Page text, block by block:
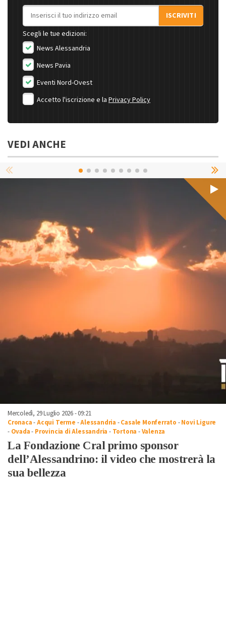
Indirizzo email
ISCRIVITI
Scegli le tue edizioni:
News Alessandria
News Pavia
Eventi Nord-Ovest
Accetto l'iscrizione e la Privacy Policy
VEDI ANCHE
Mercoledì, 29 Luglio 2026 - 09:21
Cronaca-Acqui Terme -Alessandria -Casale Monferrato -Novi Ligure
- Ovada- Provincia di Alessandria - Tortona -Valenza
La Fondazione Cral primo sponsor
dell’Alessandrino: il video che mostrerà la
sua bellezza